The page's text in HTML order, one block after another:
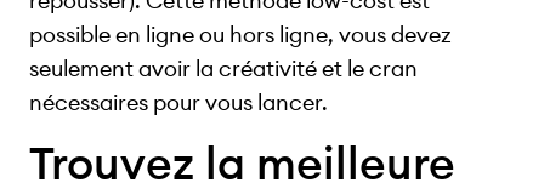
possible en ligne ou hors ligne, vous devez
seulement avoir la créativité et le cran
nécessaires pour vous lancer.
Trouvez la meilleure